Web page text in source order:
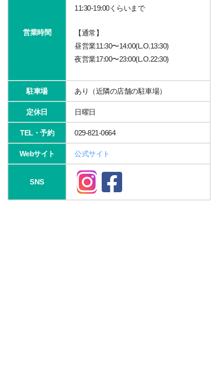
営業時間
11:30-19:00くらいまで
【通常】
昼営業11:30〜14:00(L.O.13:30)
夜営業17:00〜23:00(L.O.22:30)
駐車場 あり（近隣の店舗の駐車場）
定休日 日曜日
TEL・予約 029-821-0664
Webサイト 公式サイト
SNS